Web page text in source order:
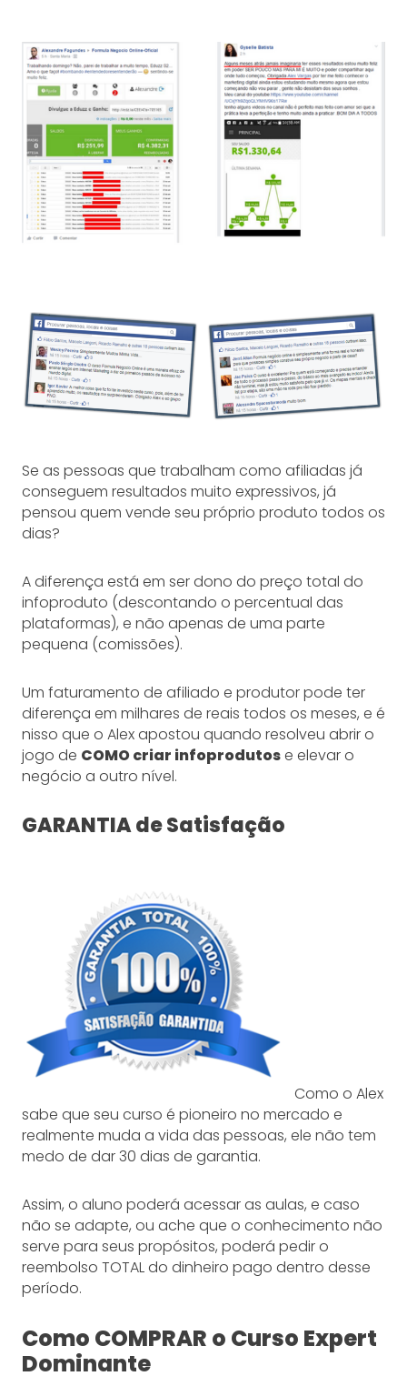
Se as pessoas que trabalham como afiliadas já
conseguem resultados muito expressivos, já
pensou quem vende seu próprio produto todos os
dias?
A diferença está em ser dono do preço total do
infoproduto (descontando o percentual das
plataformas), e não apenas de uma parte
pequena (comissões).
Um faturamento de afiliado e produtor pode ter
diferença em milhares de reais todos os meses, e é
nisso que o Alex apostou quando resolveu abrir o
jogo de COMO criar infoprodutose elevar o
negócio a outro nível.
GARANTIA de Satisfação
Como o Alex
sabe que seu curso é pioneiro no mercado e
realmente muda a vida das pessoas, ele não tem
medo de dar 30 dias de garantia.
Assim, o aluno poderá acessar as aulas, e caso
não se adapte, ou ache que o conhecimento não
serve para seus propósitos, poderá pedir o
reembolso TOTAL do dinheiro pago dentro desse
período.
Como COMPRAR o Curso Expert
Dominante